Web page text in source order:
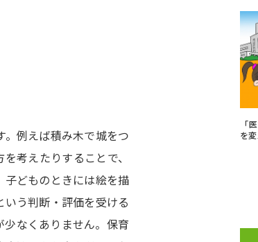
小学校教員資格認定
大学で学べる内容や特徴を調べる
新増設大学・学部・学科特集
データサイエンス特集
新学年スタート号特集ページ（高3
例えば積み木で城をつ
考えたりすることで、
子どものときには絵を描
う判断・評価を受ける
なくありません。保育
「
を変